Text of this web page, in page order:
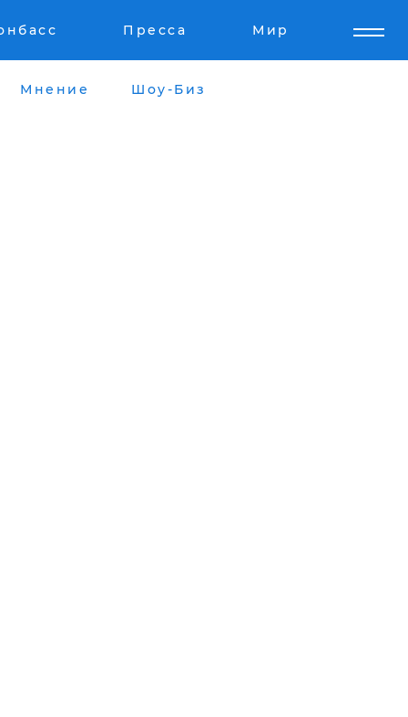
Пресса Мир
Мнение Шоу-Биз